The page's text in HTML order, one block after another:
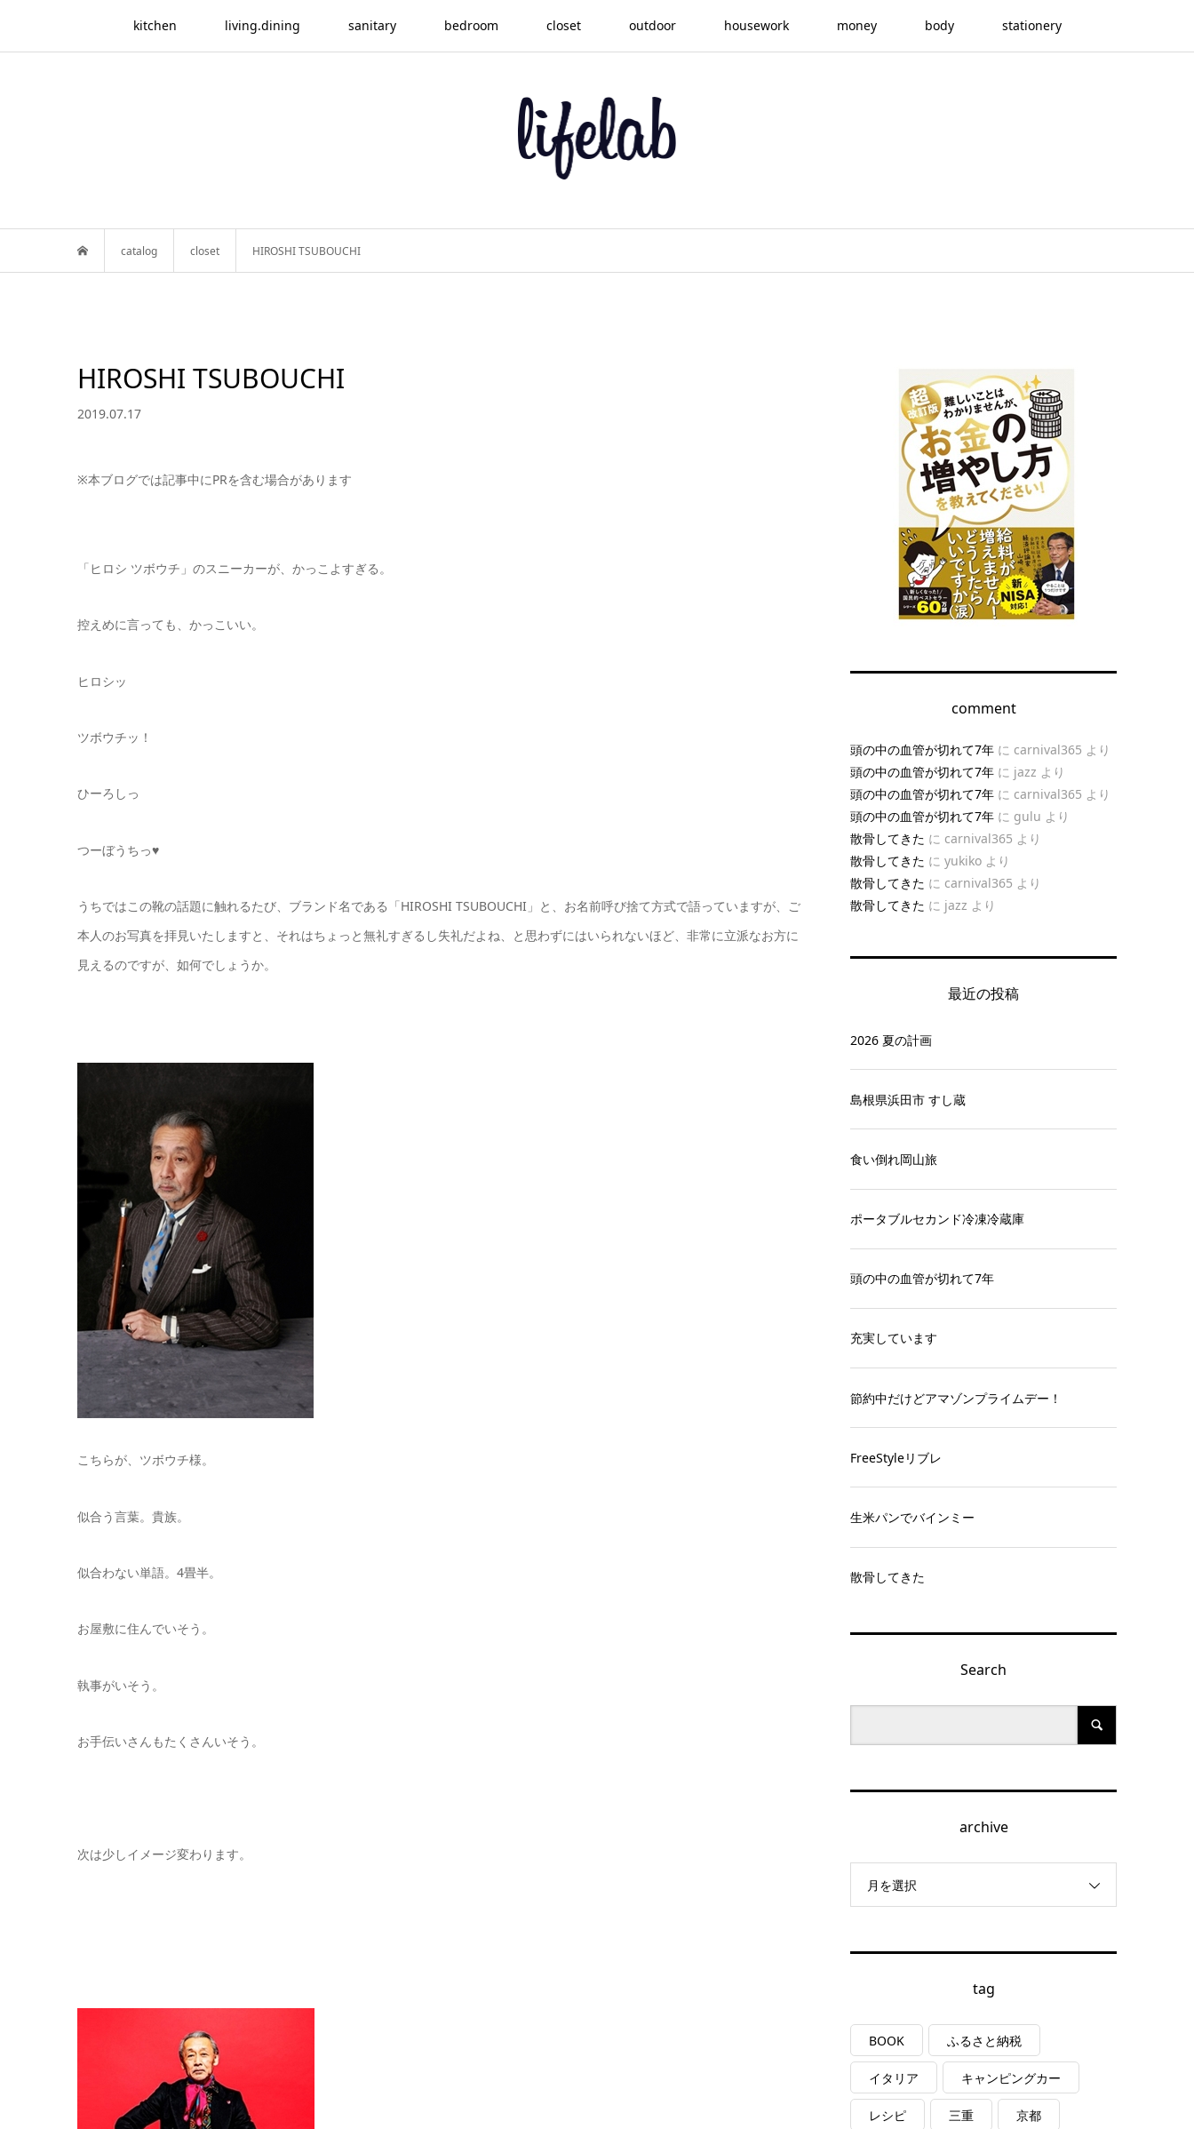
kitchen living.dining sanitary bedroom closet outdoor housework money body stationery
catalog closet HIROSHI TSUBOUCHI
HIROSHI TSUBOUCHI
2019.07.17
※本ブログでは記事中にPRを含む場合があります
「ヒロシ ツボウチ」のスニーカーが、かっこよすぎる。
控えめに言っても、かっこいい。
ヒロシッ
ツボウチッ！
ひーろしっ
つーぼうちっ♥
うちではこの靴の話題に触れるたび、ブランド名である「HIROSHI TSUBOUCHI」と、お名前呼び捨て方式で語っていますが、ご
本人のお写真を拝見いたしますと、それはちょっと無礼すぎるし失礼だよね、と思わずにはいられないほど、非常に立派なお方に
見えるのですが、如何でしょうか。
こちらが、ツボウチ様。
似合う言葉。貴族。
似合わない単語。4畳半。
お屋敷に住んでいそう。
執事がいそう。
お手伝いさんもたくさんいそう。
次は少しイメージ変わります。
comment
頭の中の血管が切れて7年 に carnival365 より
頭の中の血管が切れて7年 に jazz より
頭の中の血管が切れて7年 に carnival365 より
頭の中の血管が切れて7年 に gulu より
散骨してきた に carnival365 より
散骨してきた に yukiko より
散骨してきた に carnival365 より
散骨してきた に jazz より
最近の投稿
2026 夏の計画
島根県浜田市 すし蔵
食い倒れ岡山旅
ポータブルセカンド冷凍冷蔵庫
頭の中の血管が切れて7年
充実しています
節約中だけどアマゾンプライムデー！
FreeStyleリブレ
生米パンでバインミー
散骨してきた
Search
archive
月を選択
tag
BOOK ふるさと納税
イタリア キャンピングカー
レシピ 三重 京都